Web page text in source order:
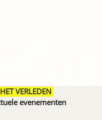
VERLEDEN
evenementen